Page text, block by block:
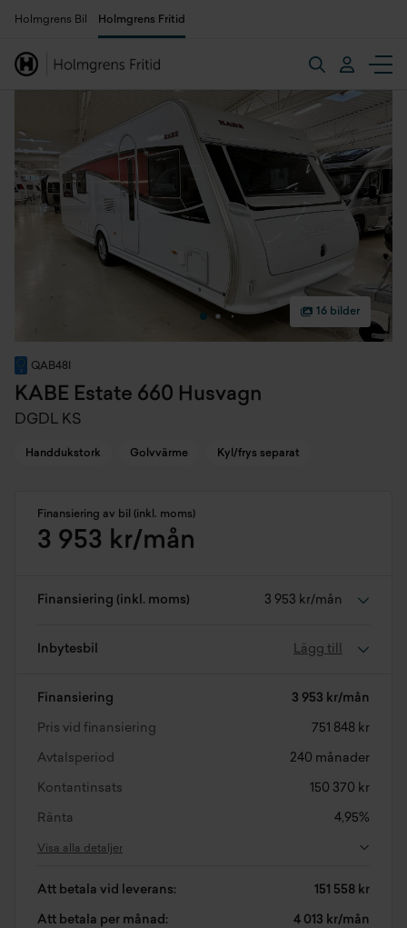
Holmgrens Bil Holmgrens Fritid
16 bilder
QAB48I
KABE Estate 660 Husvagn
DGDL KS
Handdukstork Golvvärme Kyl/frys separat
Finansiering av bil (inkl. moms)
3 953 kr/mån
Finansiering (inkl. moms) 3 953 kr/mån
Inbytesbil Lägg till
Finansiering 3 953 kr/mån
Pris vid finansiering 751 848 kr
Avtalsperiod 240 månader
Kontantinsats 150 370 kr
Ränta 4,95%
Visa alla detaljer
Att betala vid leverans: 151 558 kr
Att betala per månad: 4 013 kr/mån